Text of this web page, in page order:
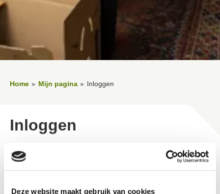
Deze website maakt gebruik van cookies
Home Mijn pagina Inloggen
Inloggen
Thuis je huurzaken regelen op een moment dat het jou